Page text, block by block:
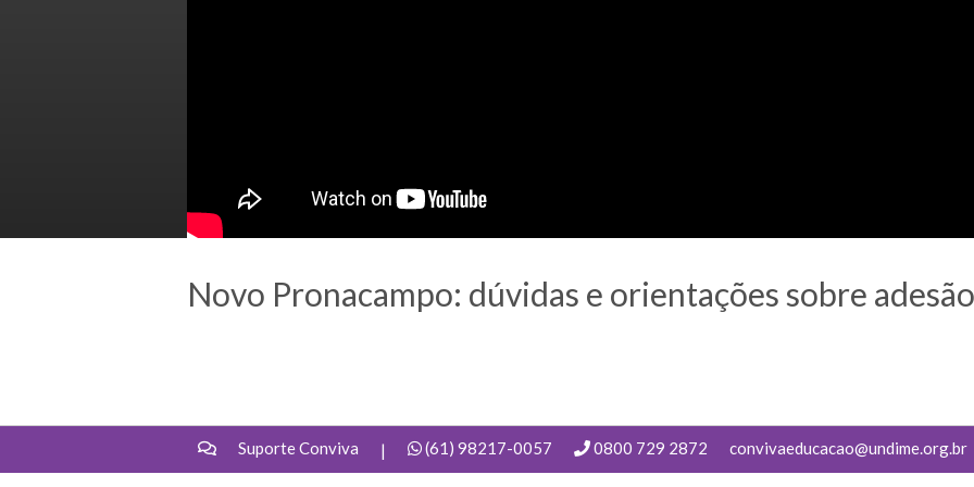
Novo Pronacampo: dúvidas e orientações sobre adesão
Suporte Conviva | (61) 98217-0057 0800 729 2872 convivaeducacao@undime.org.br